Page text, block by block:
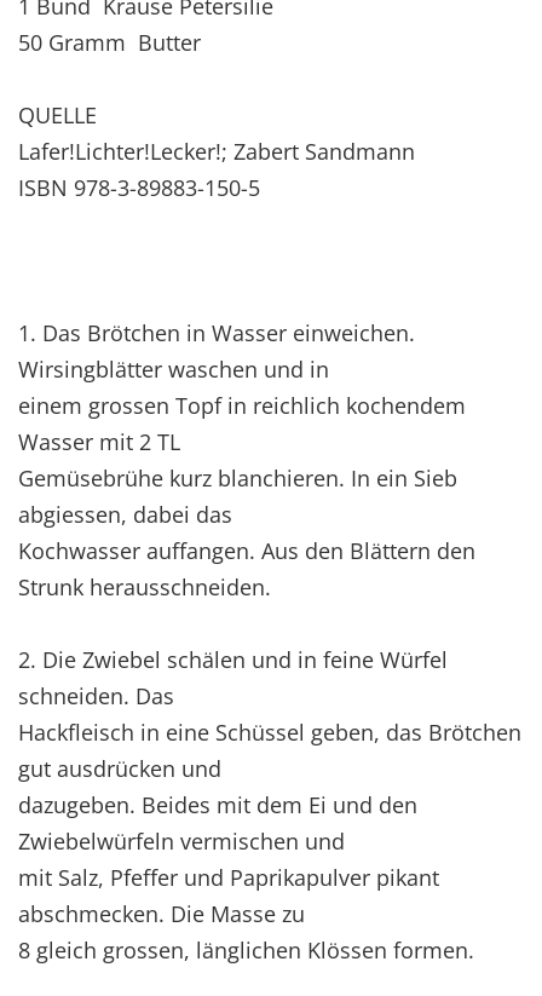
50 Gramm Butter
QUELLE
Lafer!Lichter!Lecker!; Zabert Sandmann
ISBN 978-3-89883-150-5
1. Das Brötchen in Wasser einweichen.
Wirsingblätter waschen und in
einem grossen Topf in reichlich kochendem
Wasser mit 2 TL
Gemüsebrühe kurz blanchieren. In ein Sieb
abgiessen, dabei das
Kochwasser auffangen. Aus den Blättern den
Strunk herausschneiden.
2. Die Zwiebel schälen und in feine Würfel
schneiden. Das
Hackfleisch in eine Schüssel geben, das Brötchen
gut ausdrücken und
dazugeben. Beides mit dem Ei und den
Zwiebelwürfeln vermischen und
mit Salz, Pfeffer und Paprikapulver pikant
abschmecken. Die Masse zu
8 gleich grossen, länglichen Klössen formen.